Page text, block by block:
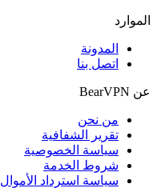
الموارد
المدونة
اتصل بنا
عن BearVPN
من نحن
تقرير الشفافية
سياسة الخصوصية
شروط الخدمة
سياسة استرداد الأموال